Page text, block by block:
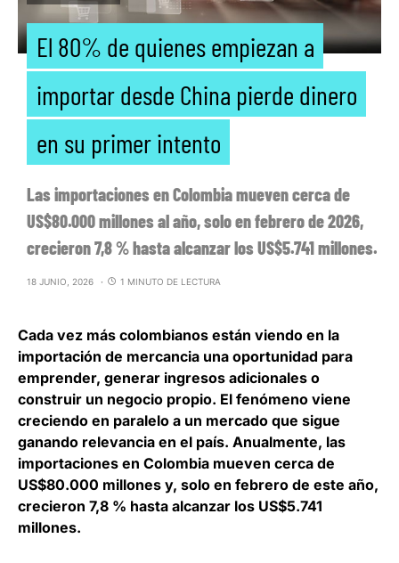
El 80% de quienes empiezan a
importar desde China pierde dinero
en su primer intento
Las importaciones en Colombia mueven cerca de
US$80.000 millones al año, solo en febrero de 2026,
crecieron 7,8 % hasta alcanzar los US$5.741 millones.
18 JUNIO, 2026 1 MINUTO DE LECTURA
Cada vez más colombianos están viendo en la
importación de mercancia una oportunidad para
emprender, generar ingresos adicionales o
construir un negocio propio. El fenómeno viene
creciendo en paralelo a un mercado que sigue
ganando relevancia en el país. Anualmente, las
importaciones en Colombia mueven cerca de
US$80.000 millones y, solo en febrero de este año,
crecieron 7,8 % hasta alcanzar los US$5.741
millones.